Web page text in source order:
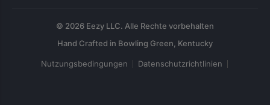
© 2026 Eezy LLC. Alle Rechte vorbehalten
Nutzungsbedingungen Datenschutzrichtlinien